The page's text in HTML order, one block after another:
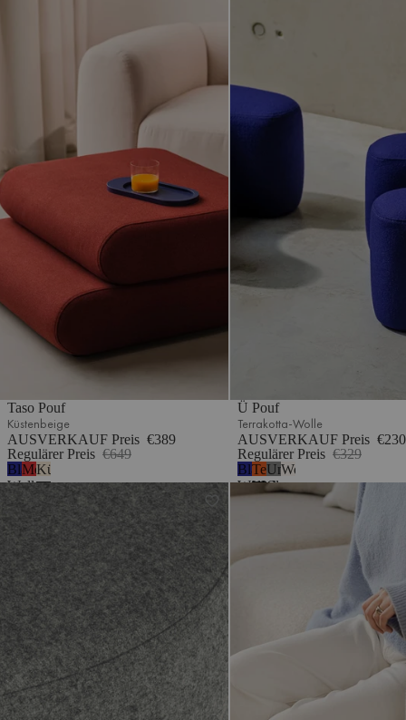
Taso Pouf
Küstenbeige
AUSVERKAUF Preis €389
Regulärer Preis €649
Blaubeermousse
Wolle
Mohnenrot
Küstenbeige
Ü Pouf
Terrakotta-Wolle
AUSVERKAUF Preis €230
Regulärer Preis €329
Blaubeermousse
Wolle
Terrakotta-
Wolle
Universelles
Grau
Wolkenbeige Bouclé
Folk Pouf - niedrig
Flom Sofa 3-Sitzer